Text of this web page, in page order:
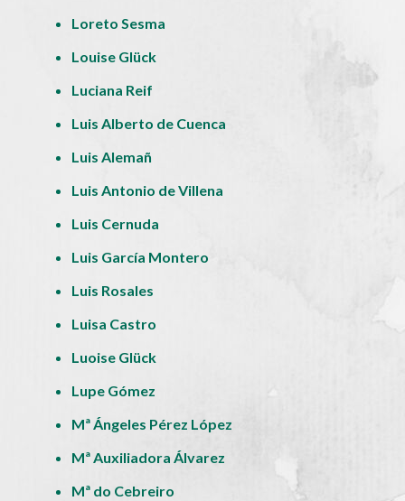
Loreto Sesma
Louise Glück
Luciana Reif
Luis Alberto de Cuenca
Luis Alemañ
Luis Antonio de Villena
Luis Cernuda
Luis García Montero
Luis Rosales
Luisa Castro
Luoise Glück
Lupe Gómez
Mª Ángeles Pérez López
Mª Auxiliadora Álvarez
Mª do Cebreiro